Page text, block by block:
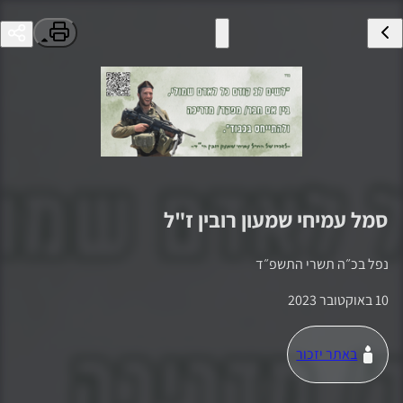
סמלעמיחי שמעון רובין ז"ל
נפל בכ״ה תשרי התשפ״ד
10 באוקטובר 2023
באתר יזכור